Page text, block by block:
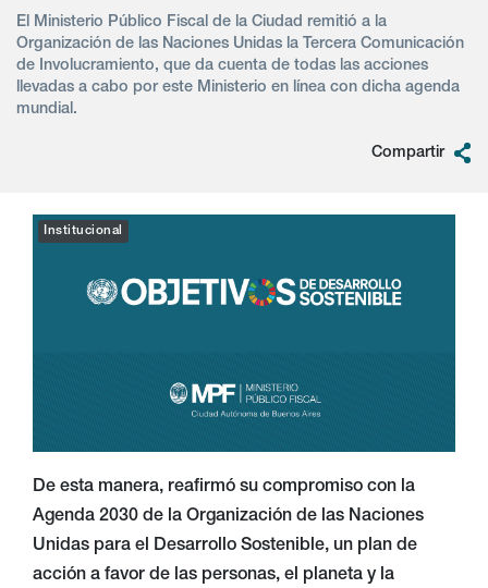
El Ministerio Público Fiscal de la Ciudad remitió a la
Organización de las Naciones Unidas la Tercera Comunicación
de Involucramiento, que da cuenta de todas las acciones
llevadas a cabo por este Ministerio en línea con dicha agenda
mundial.
Compartir
Institucional
De esta manera, reafirmó su compromiso con la
Agenda 2030 de la Organización de las Naciones
Unidas para el Desarrollo Sostenible, un plan de
acción a favor de las personas, el planeta y la